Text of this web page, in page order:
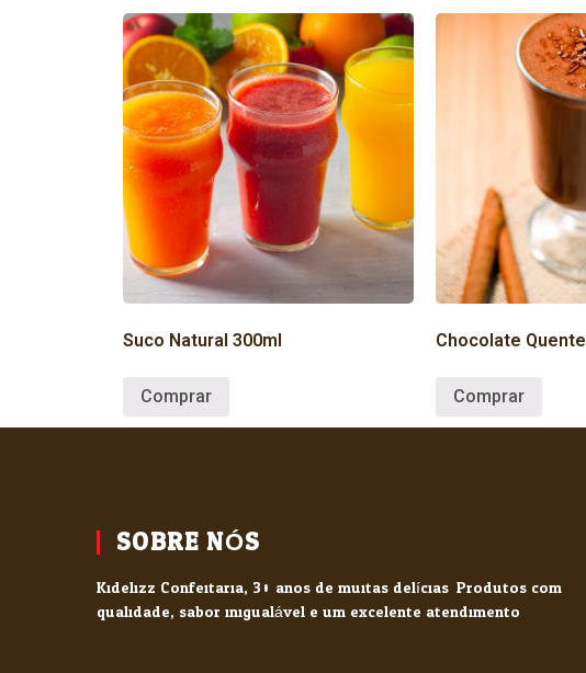
Suco Natural 300ml
Comprar
Chocolate Quente
Comprar
SOBRE NÓS
Kidelizz Confeitaria, 30 anos de muitas delícias. Produtos com
qualidade, sabor inigualável e um excelente atendimento.